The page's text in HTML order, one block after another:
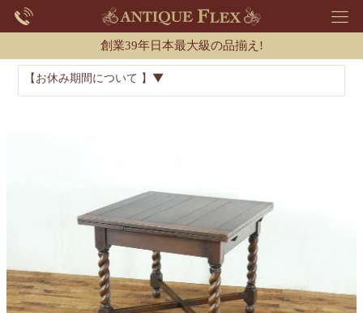
創業39年日本最大級の品揃え!
【お休み期間について 】▼